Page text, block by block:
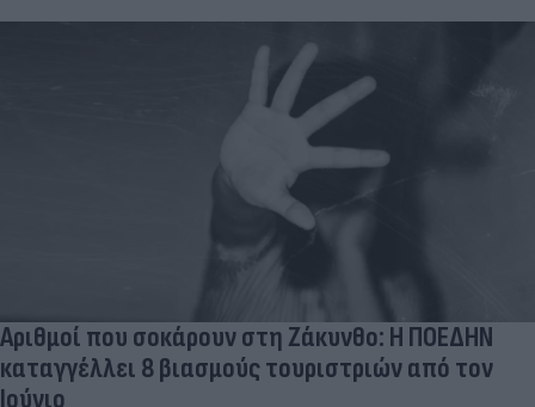
Αριθμοί που σοκάρουν στη Ζάκυνθο: Η ΠΟΕΔΗΝ
καταγγέλλει 8 βιασμούς τουριστριών από τον
Ιούνιο